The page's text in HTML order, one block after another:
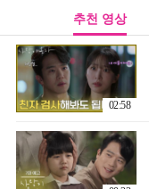
추천 영상
02:58